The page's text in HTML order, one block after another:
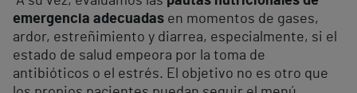
emergencia adecuadas en momentos de gases,
ardor, estreñimiento y diarrea, especialmente, si el
estado de salud empeora por la toma de
antibióticos o el estrés. El objetivo no es otro que